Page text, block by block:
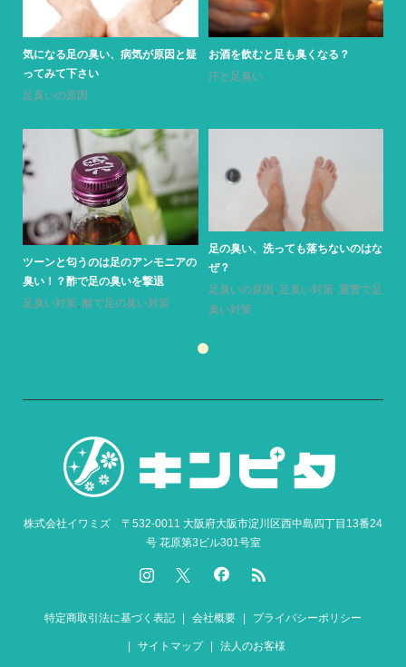
気になる足の臭い、病気が原因と疑
ってみて下さい
足臭いの原因
お酒を飲むと足も臭くなる？
汗と足臭い
ツーンと匂うのは足のアンモニアの
臭い！？酢で足の臭いを撃退
足臭い対策, 酸で足の臭い対策
足の臭い、洗っても落ちないのはな
ぜ？
足臭いの原因 , 足臭い対策, 重曹で足
臭い対策
株式会社イワミズ 〒532-0011 大阪府大阪市淀川区西中島四丁目13番24
号 花原第3ビル301号室
特定商取引法に基づく表記 会社概要 プライバシーポリシー
サイトマップ 法人のお客様